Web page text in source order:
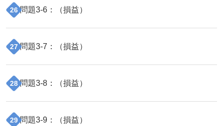
26 問題3-6 ：（損益）
27 問題3-7 ：（損益）
28 問題3-8 ：（損益）
29 問題3-9 ：（損益）